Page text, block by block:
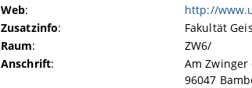
Web:
http://
Zusatzinfo:
Fakultät
Raum:
ZW6/
Anschrift:
Am Zwinger
96047